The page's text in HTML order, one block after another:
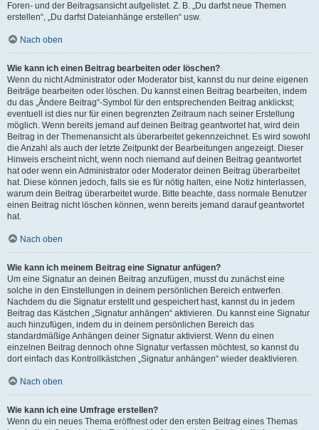
Foren- und der Beitragsansicht aufgelistet. Z. B. „Du darfst neue Themen
erstellen“, „Du darfst Dateianhänge erstellen“ usw.
Nach oben
Wie kann ich einen Beitrag bearbeiten oder löschen?
Wenn du nicht Administrator oder Moderator bist, kannst du nur deine eigenen
Beiträge bearbeiten oder löschen. Du kannst einen Beitrag bearbeiten, indem
du das „Ändere Beitrag“-Symbol für den entsprechenden Beitrag anklickst;
eventuell ist dies nur für einen begrenzten Zeitraum nach seiner Erstellung
möglich. Wenn bereits jemand auf deinen Beitrag geantwortet hat, wird dein
Beitrag in der Themenansicht als überarbeitet gekennzeichnet. Es wird sowohl
die Anzahl als auch der letzte Zeitpunkt der Bearbeitungen angezeigt. Dieser
Hinweis erscheint nicht, wenn noch niemand auf deinen Beitrag geantwortet
hat oder wenn ein Administrator oder Moderator deinen Beitrag überarbeitet
hat. Diese können jedoch, falls sie es für nötig halten, eine Notiz hinterlassen,
warum dein Beitrag überarbeitet wurde. Bitte beachte, dass normale Benutzer
einen Beitrag nicht löschen können, wenn bereits jemand darauf geantwortet
hat.
Nach oben
Wie kann ich meinem Beitrag eine Signatur anfügen?
Um eine Signatur an deinen Beitrag anzufügen, musst du zunächst eine
solche in den Einstellungen in deinem persönlichen Bereich entwerfen.
Nachdem du die Signatur erstellt und gespeichert hast, kannst du in jedem
Beitrag das Kästchen „Signatur anhängen“ aktivieren. Du kannst eine Signatur
auch hinzufügen, indem du in deinem persönlichen Bereich das
standardmäßige Anhängen deiner Signatur aktivierst. Wenn du einen
einzelnen Beitrag dennoch ohne Signatur verfassen möchtest, so kannst du
dort einfach das Kontrollkästchen „Signatur anhängen“ wieder deaktivieren.
Nach oben
Wie kann ich eine Umfrage erstellen?
Wenn du ein neues Thema eröffnest oder den ersten Beitrag eines Themas